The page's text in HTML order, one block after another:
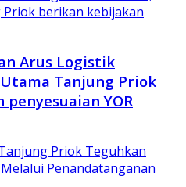
Arus Logistik
Utama Tanjung Priok
YOR